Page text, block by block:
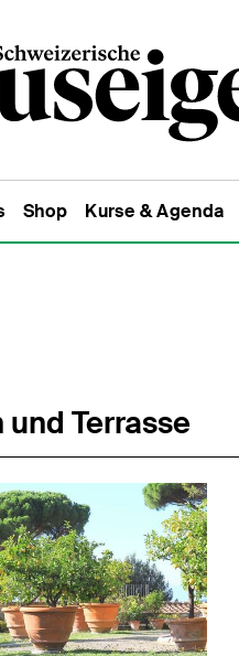
Shop Kurse & Agenda
und Terrasse